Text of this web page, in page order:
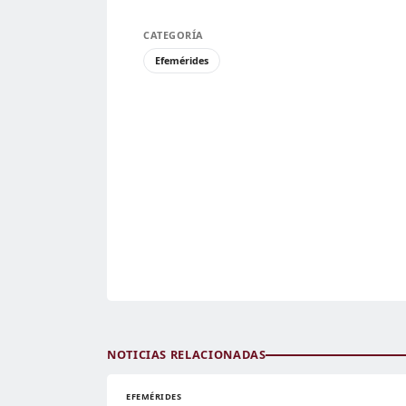
CATEGORÍA
Efemérides
NOTICIAS RELACIONADAS
EFEMÉRIDES